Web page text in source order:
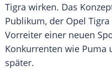
Tigra wirken. Das
Publikum, der Opel Tigra
Vorreiter einer neuen
Konkurrenten wie Puma
später.